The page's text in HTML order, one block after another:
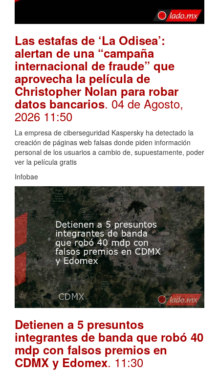
Las estafas de ‘La Odisea’:
alertan de una “campaña
internacional de fraude” que
aprovecha la película de
Christopher Nolan para robar
datos bancarios. 04 de Agosto,
2026 11:50
La empresa de ciberseguridad Kaspersky ha detectado la
creación de páginas web falsas donde piden información
personal de los usuarios a cambio de, supuestamente, poder
ver la película gratis
Infobae
Detienen a 5 presuntos
integrantes de banda que robó 40
mdp con falsos premios en
CDMX y Edomex. 11:30